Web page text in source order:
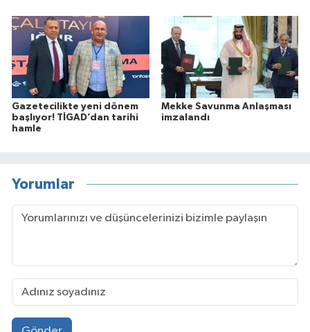
Gazetecilikte yeni dönem
başlıyor! TİGAD’dan tarihi
hamle
Mekke Savunma Anlaşması
imzalandı
Yorumlar